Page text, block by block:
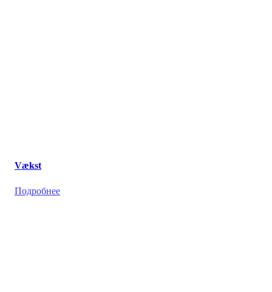
Vækst
Подробнее